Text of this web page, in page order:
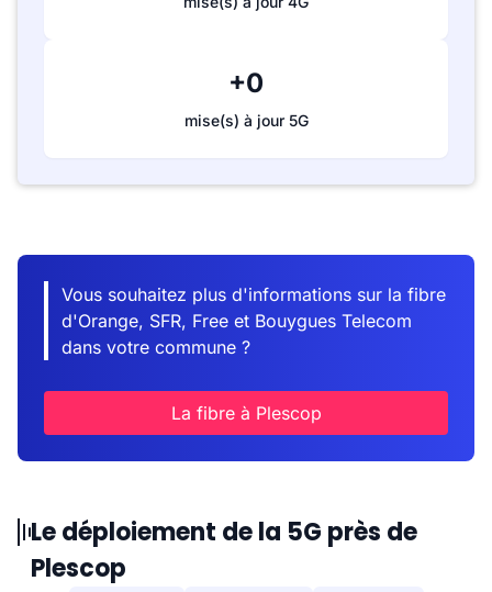
+0
mise(s) à jour 5G
Vous souhaitez plus d'informations sur la fibre
d'Orange, SFR, Free et Bouygues Telecom
dans votre commune ?
La fibre à Plescop
Le déploiement de la 5G près de
Plescop